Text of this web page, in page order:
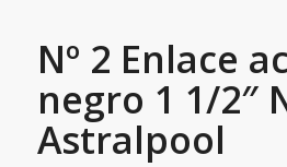
Nº 2 Enlace
negro 1 1/2″
Astralpool